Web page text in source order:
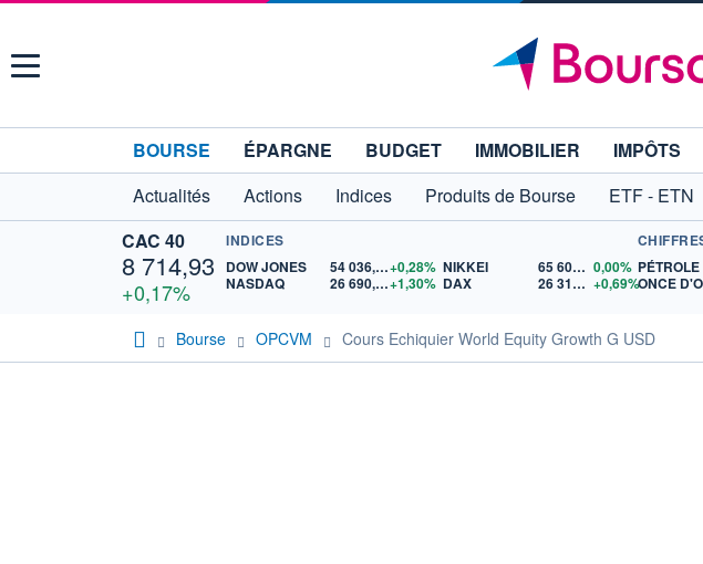
Menu
BOURSE ÉPARGNE BUDGET IMMOBILIER IMPÔTS
Actualités
Actions Indices Produits de Bourse ETF - ETN
CAC 40
8 714,93
+0,17%
INDICES
DOW JONES
54 036,93+0,28%
NASDAQ
26 690,62+1,30%
NIKKEI 65 606,71 0,00%
DAX
26 319,45 +0,69%ONCE
Bourse OPCVM Cours Echiquier World Equity Growth G USD